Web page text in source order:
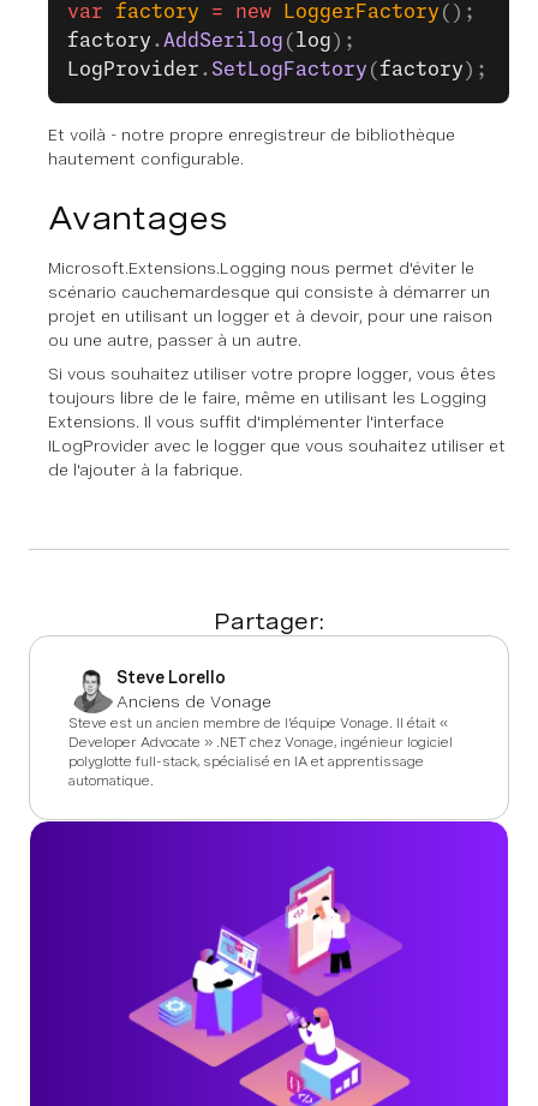
var factory = new LoggerFactory ();
factory .AddSerilog ( log );
LogProvider . SetLogFactory (factory );
Et voilà - notre propre enregistreur de bibliothèque
hautement configurable.
Avantages
Microsoft.Extensions.Logging nous permet d'éviter le
scénario cauchemardesque qui consiste à démarrer un
projet en utilisant un logger et à devoir, pour une raison
ou une autre, passer à un autre.
Si vous souhaitez utiliser votre propre logger, vous êtes
toujours libre de le faire, même en utilisant les Logging
Extensions. Il vous suffit d'implémenter l'interface
ILogProvider avec le logger que vous souhaitez utiliser et
de l'ajouter à la fabrique.
Partager:
Steve Lorello
Anciens de Vonage
Steve est un ancien membre de l'équipe Vonage. Il était «
Developer Advocate » .NET chez Vonage, ingénieur logiciel
polyglotte full-stack, spécialisé en IA et apprentissage
automatique.